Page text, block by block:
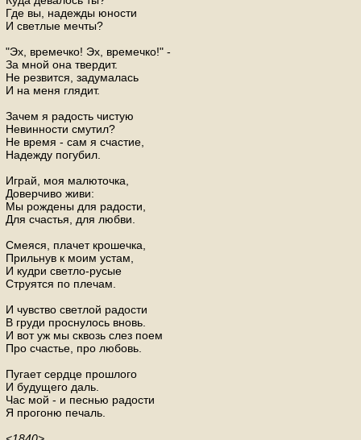
Где вы, надежды юности
И светлые мечты?
"Эх, времечко! Эх, времечко!" -
За мной она твердит.
Не резвится, задумалась
И на меня глядит.
Зачем я радость чистую
Невинности смутил?
Не время - сам я счастие,
Надежду погубил.
Играй, моя малюточка,
Доверчиво живи:
Мы рождены для радости,
Для счастья, для любви.
Смеяся, плачет крошечка,
Прильнув к моим устам,
И кудри светло-русые
Струятся по плечам.
И чувство светлой радости
В груди проснулось вновь.
И вот уж мы сквозь слез поем
Про счастье, про любовь.
Пугает сердце прошлого
И будущего даль.
Час мой - и песнью радости
Я прогоню печаль.